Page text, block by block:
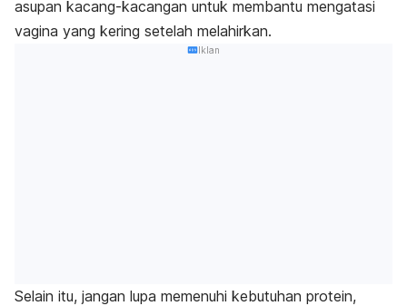
asupan kacang-kacangan untuk membantu mengatasi
vagina yang kering setelah melahirkan.
Iklan
Selain itu, jangan lupa memenuhi kebutuhan protein,